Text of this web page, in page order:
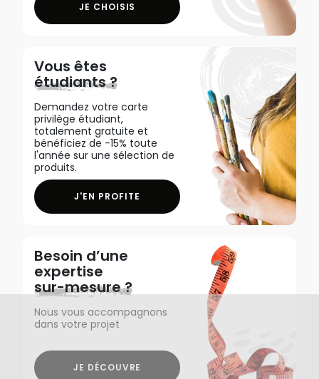
JE CHOISIS
Vous êtes
étudiants ?
Demandez votre carte
privilège étudiant,
totalement gratuite et
bénéficiez de -15% toute
l'année sur une sélection de
produits.
J'EN PROFITE
Besoin d’une
expertise
sur-mesure ?
Nous vous accompagnons
dans votre projet
JE DÉCOUVRE